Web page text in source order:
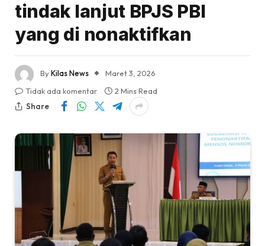
tindak lanjut BPJS PBI
yang di nonaktifkan
ByKilas News
Maret 3, 2026
Tidak ada komentar
2 Mins Read
Share